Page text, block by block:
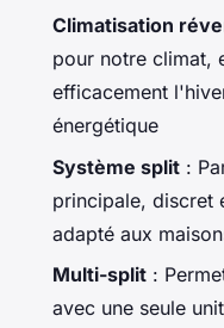
Climatisation
pour notre climat,
efficacement
énergétique
Système split :
principale, discret
adapté aux
Multi-split :
avec une seule